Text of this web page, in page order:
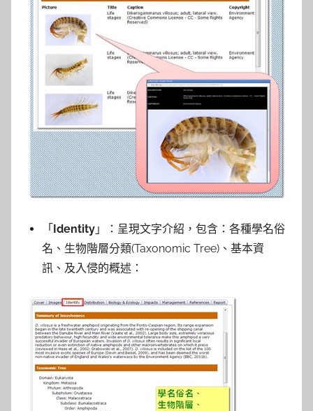
「Identity 」：呈現文字介紹，包含：各種學名俗
名、生物階層分類(Taxonomic Tree)、基本資
訊、及入侵的概述：